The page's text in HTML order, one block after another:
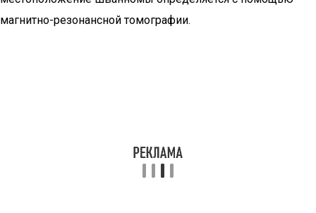
магнитно-резонансной томографии.